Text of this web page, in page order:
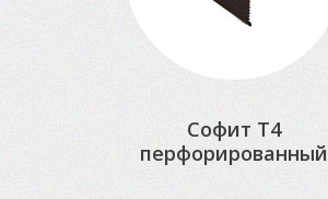
Софит Т4
перфорированный